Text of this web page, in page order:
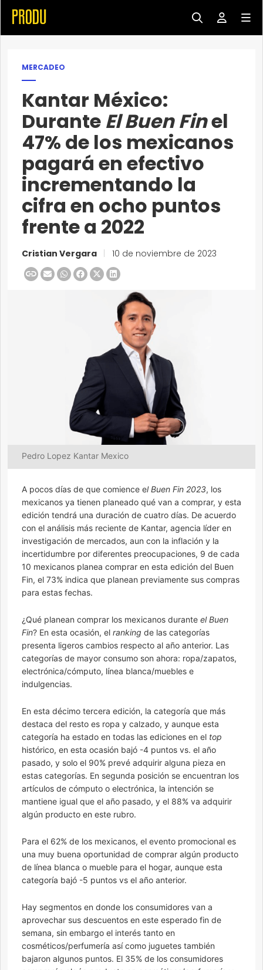
MERCADEO
Kantar México:
Durante El Buen Finel
47% de los mexicanos
pagará en efectivo
incrementando la
cifra en ocho puntos
frente a 2022
Cristian Vergara 10 de noviembre de 2023
Pedro Lopez Kantar Mexico
A pocos días de que comience el Buen Fin 2023, los
mexicanos ya tienen planeado qué van a comprar, y esta
edición tendrá una duración de cuatro días. De acuerdo
con el análisis más reciente de Kantar, agencia líder en
investigación de mercados, aun con la inflación y la
incertidumbre por diferentes preocupaciones, 9 de cada
10 mexicanos planea comprar en esta edición del Buen
Fin, el 73% indica que planean previamente sus compras
para estas fechas.
¿Qué planean comprar los mexicanos durante el Buen
Fin? En esta ocasión, el ranking de las categorías
presenta ligeros cambios respecto al año anterior. Las
categorías de mayor consumo son ahora: ropa/zapatos,
electrónica/cómputo, línea blanca/muebles e
indulgencias.
En esta décimo tercera edición, la categoría que más
destaca del resto es ropa y calzado, y aunque esta
categoría ha estado en todas las ediciones en el top
histórico, en esta ocasión bajó -4 puntos vs. el año
pasado, y solo el 90% prevé adquirir alguna pieza en
estas categorías. En segunda posición se encuentran los
artículos de cómputo o electrónica, la intención se
mantiene igual que el año pasado, y el 88% va adquirir
algún producto en este rubro.
Para el 62% de los mexicanos, el evento promocional es
una muy buena oportunidad de comprar algún producto
de línea blanca o mueble para el hogar, aunque esta
categoría bajó -5 puntos vs el año anterior.
Hay segmentos en donde los consumidores van a
aprovechar sus descuentos en este esperado fin de
semana, sin embargo el interés tanto en
cosméticos/perfumería así como juguetes también
bajaron algunos puntos. El 35% de los consumidores